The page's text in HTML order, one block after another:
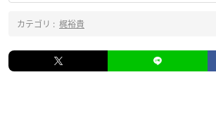
カテゴリ : 梶裕貴